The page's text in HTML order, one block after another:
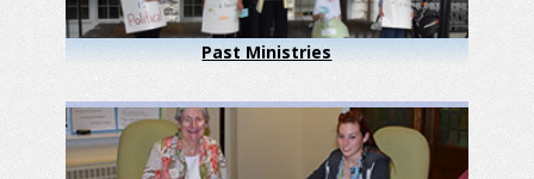
Past Ministries